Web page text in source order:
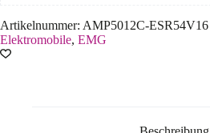
Artikelnummer: AMP5012C-ESR54V16
Elektromobile, EMG